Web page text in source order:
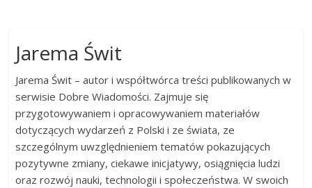
Jarema Świt
Jarema Świt – autor i współtwórca treści publikowanych w
serwisie Dobre Wiadomości. Zajmuje się
przygotowywaniem i opracowywaniem materiałów
dotyczących wydarzeń z Polski i ze świata, ze
szczególnym uwzględnieniem tematów pokazujących
pozytywne zmiany, ciekawe inicjatywy, osiągnięcia ludzi
oraz rozwój nauki, technologii i społeczeństwa. W swoich